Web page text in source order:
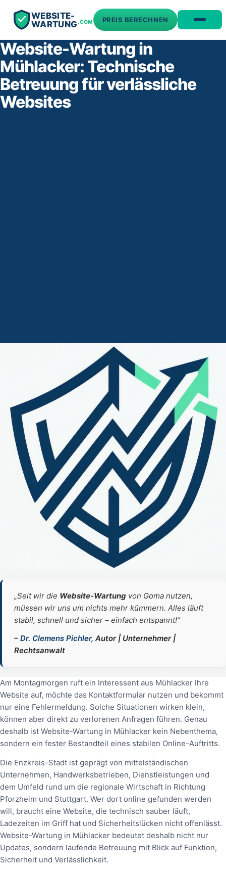
WEBSITE-
WARTUNG.COM PREIS BERECHNEN
Website-Wartung in
Mühlacker: Technische
Betreuung für verlässliche
Websites
„Seit wir die Website‑Wartung von Goma nutzen,
müssen wir uns um nichts mehr kümmern. Alles läuft
stabil, schnell und sicher – einfach entspannt!“
– Dr. Clemens Pichler, Autor | Unternehmer |
Rechtsanwalt
Am Montagmorgen ruft ein Interessent aus Mühlacker Ihre
Website auf, möchte das Kontaktformular nutzen und bekommt
nur eine Fehlermeldung. Solche Situationen wirken klein,
können aber direkt zu verlorenen Anfragen führen. Genau
deshalb ist Website-Wartung in Mühlacker kein Nebenthema,
sondern ein fester Bestandteil eines stabilen Online-Auftritts.
Die Enzkreis-Stadt ist geprägt von mittelständischen
Unternehmen, Handwerksbetrieben, Dienstleistungen und
dem Umfeld rund um die regionale Wirtschaft in Richtung
Pforzheim und Stuttgart. Wer dort online gefunden werden
will, braucht eine Website, die technisch sauber läuft,
Ladezeiten im Griff hat und Sicherheitslücken nicht offenlässt.
Website-Wartung in Mühlacker bedeutet deshalb nicht nur
Updates, sondern laufende Betreuung mit Blick auf Funktion,
Sicherheit und Verlässlichkeit.